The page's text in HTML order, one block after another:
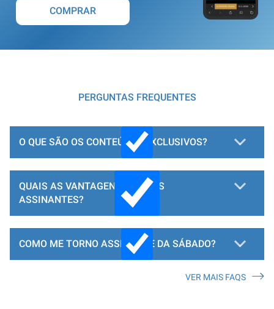
COMPRAR
PERGUNTAS FREQUENTES
O QUE SÃO OS CONTEÚDOS EXCLUSIVOS?
QUAIS AS VANTAGENS PARA OS
ASSINANTES?
COMO ME TORNO ASSINANTE DA SÁBADO?
VER MAIS FAQS